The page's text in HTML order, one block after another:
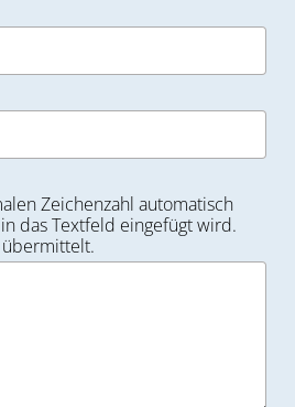
Zeichenzahl automatisch
das Textfeld eingefügt wird.
übermittelt.